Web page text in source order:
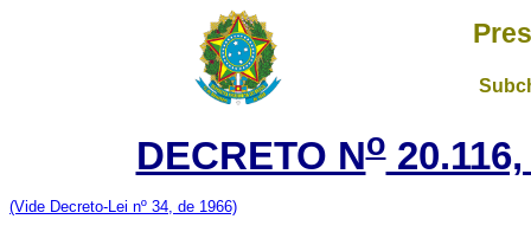
DECRETO No20.116,
(Vide Decreto-Lei nº 34, de 1966)